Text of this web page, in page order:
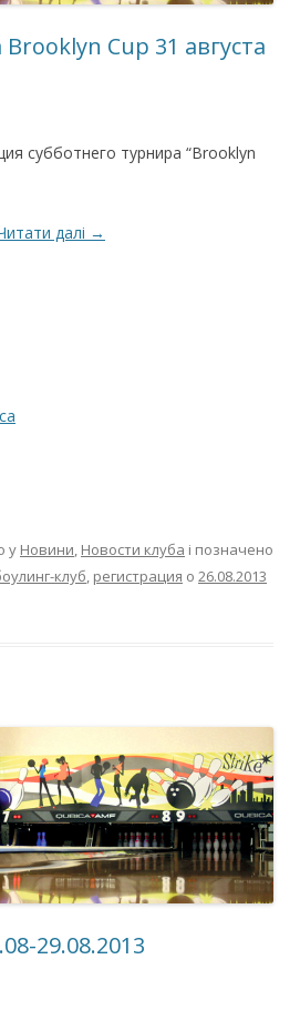
Cup 31 августа
субботнего турнира “Brooklyn
далі →
у Новини, Новости клуба і позначено
клуб, регистрация о 26.08.2013
29.08.2013